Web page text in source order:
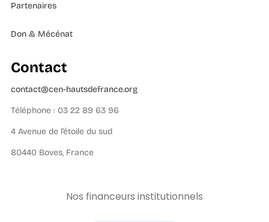
Partenaires
Don & Mécénat
Contact
contact@cen-hautsdefrance.org
Téléphone : 03 22 89 63 96
4 Avenue de l’étoile du sud
80440 Boves, France
Nos financeurs institutionnels